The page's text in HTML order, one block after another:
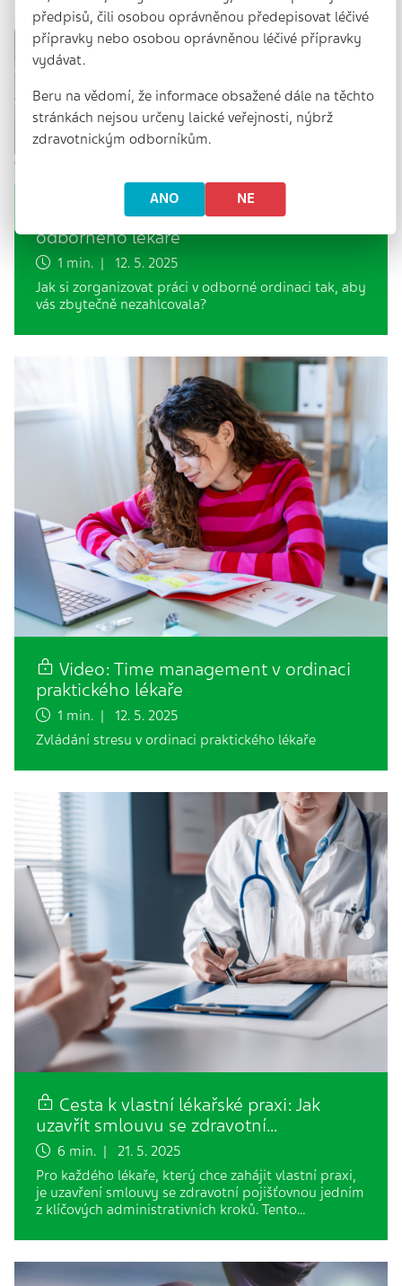
Video: Time management v ordinaci
odborného lékaře
1 min. | 12. 5. 2025
Jak si zorganizovat práci v odborné ordinaci tak, aby
vás zbytečně nezahlcovala?
Video: Time management v ordinaci
praktického lékaře
1 min. | 12. 5. 2025
Zvládání stresu v ordinaci praktického lékaře
Cesta k vlastní lékařské praxi: Jak
uzavřít smlouvu se zdravotní…
6 min. | 21. 5. 2025
Pro každého lékaře, který chce zahájit vlastní praxi,
je uzavření smlouvy se zdravotní pojišťovnou jedním
z klíčových administrativních kroků. Tento…
předpisů, čili osobou oprávněnou předepisovat léčivé
přípravky nebo osobou oprávněnou léčivé přípravky
vydávat.
Beru na vědomí, že informace obsažené dále na těchto
stránkách nejsou určeny laické veřejnosti, nýbrž
zdravotnickým odborníkům.
ANO NE